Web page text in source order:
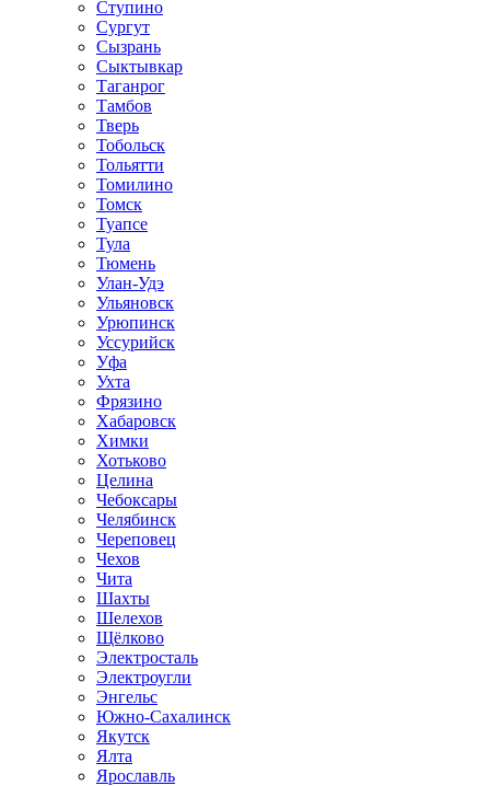
Ступино
Сургут
Сызрань
Сыктывкар
Таганрог
Тамбов
Тверь
Тобольск
Тольятти
Томилино
Томск
Туапсе
Тула
Тюмень
Улан-Удэ
Ульяновск
Урюпинск
Уссурийск
Уфа
Ухта
Фрязино
Хабаровск
Химки
Хотьково
Целина
Чебоксары
Челябинск
Череповец
Чехов
Чита
Шахты
Шелехов
Щёлково
Электросталь
Электроугли
Энгельс
Южно-Сахалинск
Якутск
Ялта
Ярославль